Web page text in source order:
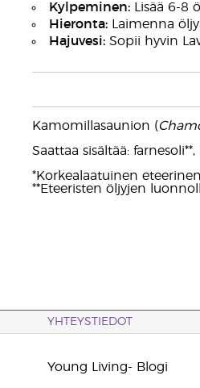
Kylpeminen:Lisää 6-8
Hieronta:Laimenna
Hajuvesi:Sopii hyvin
Kamomillasaunion (
Saattaa sisältää:
*Korkealaatuinen
**Eteeristen öljyjen
YHTEYSTIEDOT
Young Living- Blogi